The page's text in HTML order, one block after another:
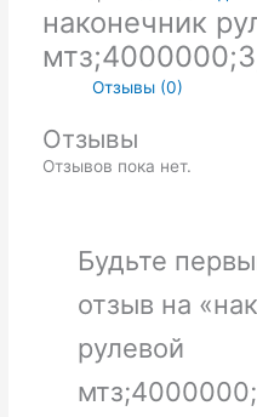
наконечник
Отзывы (0)
Отзывы
Отзывов пока нет.
Будьте
отзыв на
рулевой